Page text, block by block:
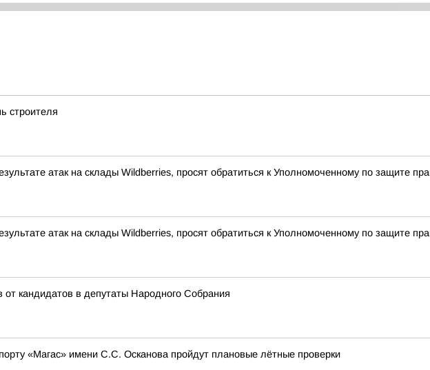
строителя
атак на склады Wildberries, просят обратиться к Уполномоченному по защите
атак на склады Wildberries, просят обратиться к Уполномоченному по защите
кандидатов в депутаты Народного Собрания
«Магас» имени С.С. Осканова пройдут плановые лётные проверки